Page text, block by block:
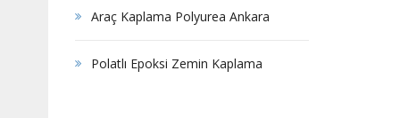
Araç Kaplama Polyurea Ankara
Polatlı Epoksi Zemin Kaplama